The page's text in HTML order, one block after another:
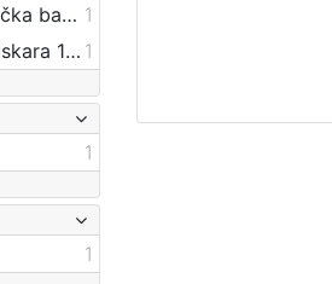
Digitalizirana zagrebačka baština 1
Izdanja zagrebačkih tiskara 17. i 18. stoljeća 1
1
1